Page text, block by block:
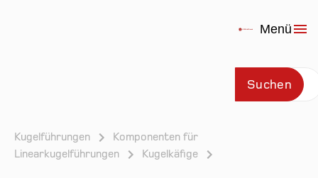
Menü
Suchen
Kugelführungen
Komponenten für
Linearkugelführungen
Kugelkäfige